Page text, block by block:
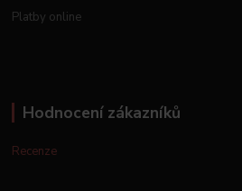
Platby online
Hodnocení zákazníků
Recenze